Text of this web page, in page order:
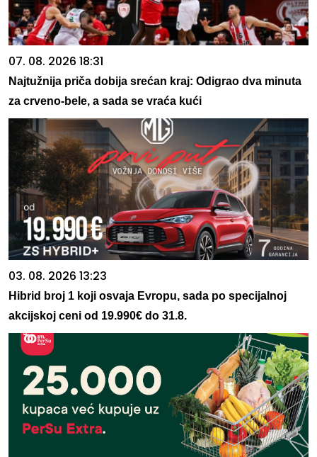
07. 08. 2026 18:31
Najtužnija priča dobija srećan kraj: Odigrao dva minuta
za crveno-bele, a sada se vraća kući
03. 08. 2026 13:23
Hibrid broj 1 koji osvaja Evropu, sada po specijalnoj
akcijskoj ceni od 19.990€ do 31.8.